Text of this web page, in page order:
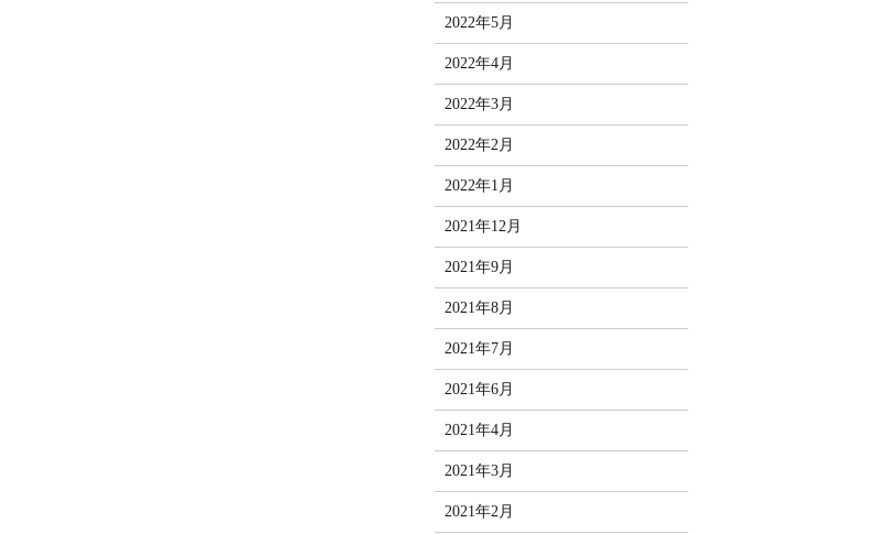
2022年5月
2022年4月
2022年3月
2022年2月
2022年1月
2021年12月
2021年9月
2021年8月
2021年7月
2021年6月
2021年4月
2021年3月
2021年2月